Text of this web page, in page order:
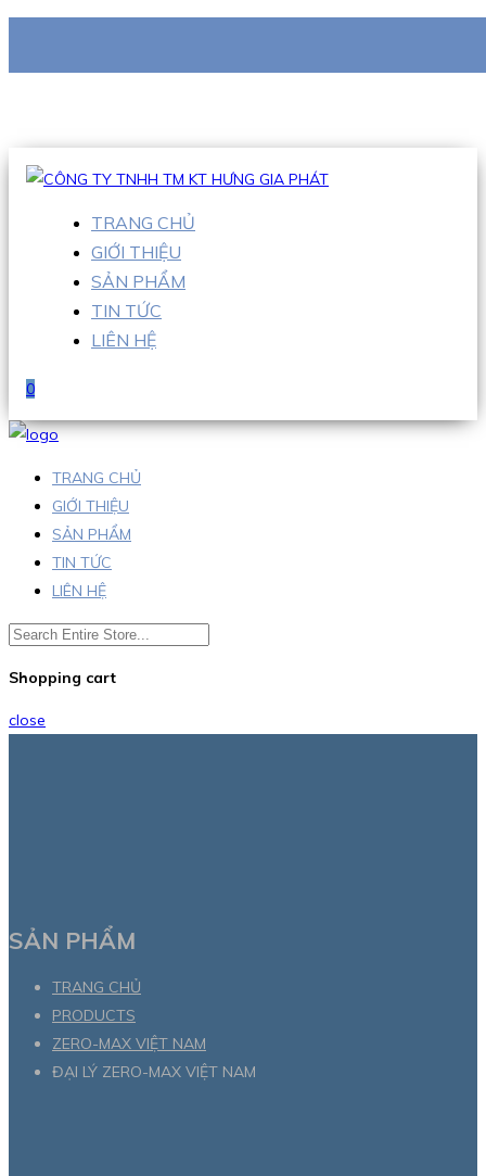
Hotline:0938 710 079
TRANG CHỦ
GIỚI THIỆU
SẢN PHẨM
TIN TỨC
LIÊN HỆ
0
TRANG CHỦ
GIỚI THIỆU
SẢN PHẨM
TIN TỨC
LIÊN HỆ
Shopping cart
close
SẢN PHẨM
TRANG CHỦ
PRODUCTS
ZERO-MAX VIỆT NAM
ĐẠI LÝ ZERO-MAX VIỆT NAM